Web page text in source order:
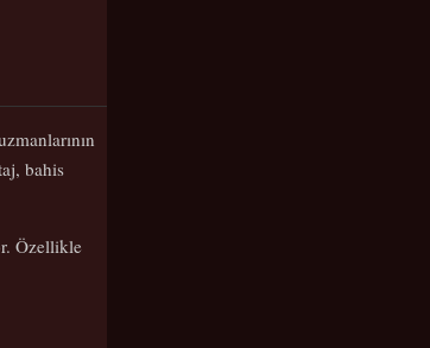
bahis
Özellikle